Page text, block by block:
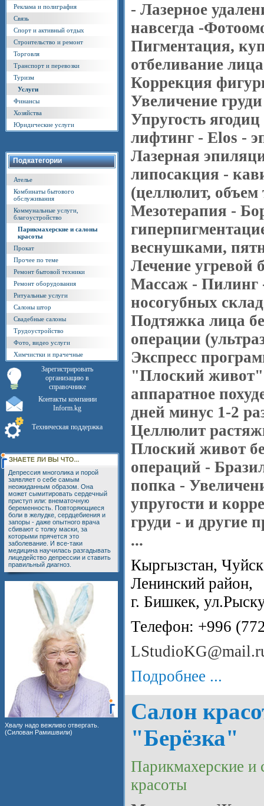
Реклама и полиграфия
Связь
Спорт и активный отдых
Строительство и ремонт
Торговля
Транспорт и перевозки
Туризм
Услуги
Финансы
Хозяйства
Юридические услуги
Подкатегории
Ателье
Комбинаты бытового
обслуживания
Коммунальные услуги,
благоустройство
Парикмахерские и салоны
красоты
Прокат
Прочее по теме
Ремонт бытовой техники
Ремонт оборудования
Ритуальные услуги
Салоны штор
Свадебные салоны
Трудоустройство
Фото, видео услуги
Химчистки и прачечные
Зарегистрировать
организацию в
справочнике
Контакты компании
Inform.kg
Техническая поддержка
Депрессия многолика и порой
заявляет о себе самым
неожиданным образом. Она
может сымитировать сердечный
приступ или: внематочную
беременность. Повторяющиеся
боли в желудке, сердцебиения и
запоры - даже опытного врача
сбивают с толку маски, за
которыми прячется это
заболевание. И все-таки
медицина научилась разгадывать
лицедейство депрессии и ставить
правильный диагноз.
Хвалу надо вежливо отвергать.
(Силован Рамишвили)
- Лазерное
навсегда -
Пигментация,
отбеливание
Коррекция
Увеличение
Упругость
лифтинг - Elos -
Лазерная
липосакция -
(целлюлит, объем
Мезотерапия -
веснушками,
Лечение угревой
Массаж - Пилинг
носогубных
Подтяжка лица
операции
Экспресс
"Плоский
аппаратное
дней минус 1-2
Целлюлит
Плоский живот
операций -
попка -
упругости и
груди - и другие
...
Кыргызстан,
Ленинский район,
г. Бишкек,
Телефон: +996
Подробнее ...
Салон
"Берёзка"
Парикмахерские и
красоты